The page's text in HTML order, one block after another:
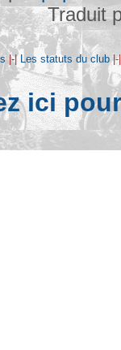
Traduit
|-| Les statuts du club
ici